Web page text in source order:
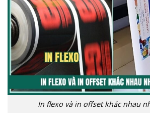
In flexo và in offset khác nhau